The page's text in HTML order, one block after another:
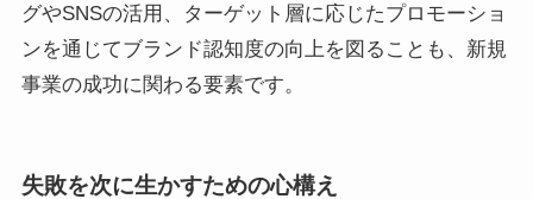
グやSNSの活用、ターゲット層に応じたプロモーショ
ンを通じてブランド認知度の向上を図ることも、新規
事業の成功に関わる要素です。
失敗を次に生かすための心構え